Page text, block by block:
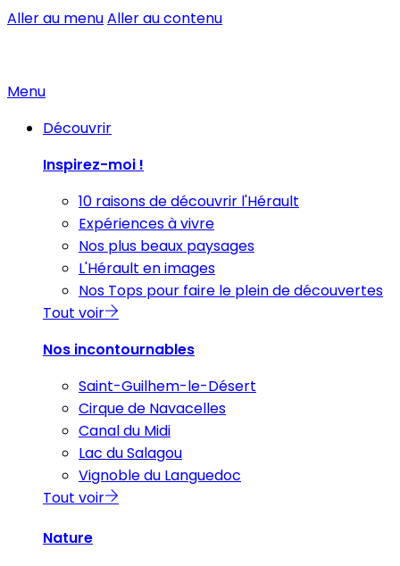
Aller au menuAller au contenu
Menu
Découvrir
Inspirez-moi !
10 raisons de découvrir l'Hérault
Expériences à vivre
Nos plus beaux paysages
L'Hérault en images
Nos Tops pour faire le plein de découvertes
Tout voir
Nos incontournables
Saint-Guilhem-le-Désert
Cirque de Navacelles
Canal du Midi
Lac du Salagou
Vignoble du Languedoc
Tout voir
Nature